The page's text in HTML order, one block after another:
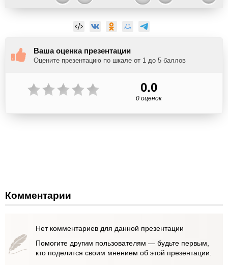
Ваша оценка презентации
Оцените презентацию по шкале от 1 до 5 баллов
0.0
0 оценок
Комментарии
Нет комментариев для данной презентации
Помогите другим пользователям — будьте первым,
кто поделится своим мнением об этой презентации.